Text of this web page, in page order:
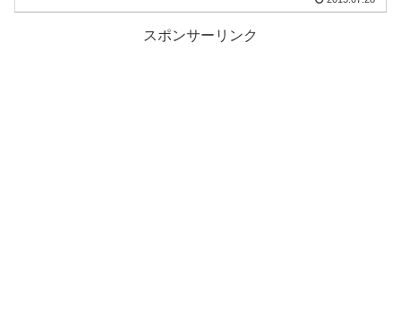
スポンサーリンク